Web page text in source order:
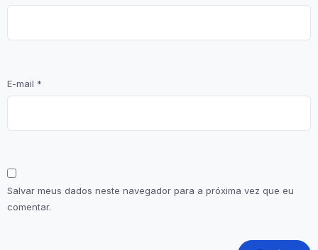
E-mail *
Salvar meus dados neste navegador para a próxima vez que eu
comentar.